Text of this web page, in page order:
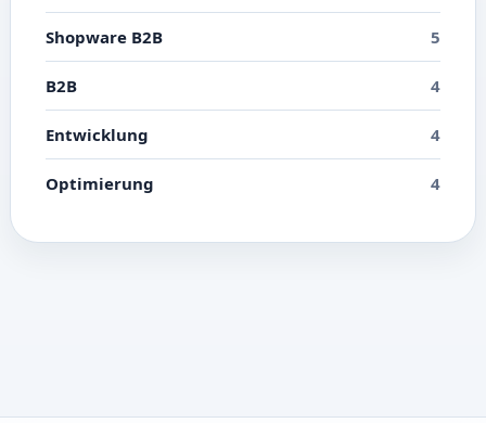
Shopware B2B 5
B2B 4
Entwicklung 4
Optimierung 4